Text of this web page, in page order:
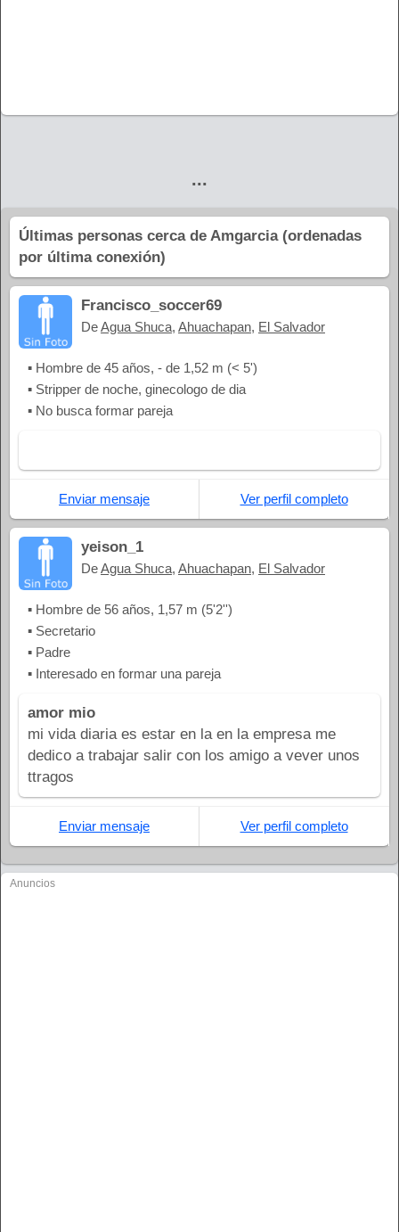
...
Últimas personas cerca de Amgarcia (ordenadas
por última conexión)
Francisco_soccer69
DeAgua Shuca, Ahuachapan, El Salvador
▪ Hombre de 45 años, - de 1,52 m (< 5')
▪ Stripper de noche, ginecologo de dia
▪ No busca formar pareja
Enviar mensaje Ver perfil completo
yeison_1
DeAgua Shuca, Ahuachapan, El Salvador
▪ Hombre de 56 años, 1,57 m (5'2'')
▪ Secretario
▪ Padre
▪ Interesado en formar una pareja
amor mio
mi vida diaria es estar en la en la empresa me
dedico a trabajar salir con los amigo a vever unos
ttragos
Enviar mensaje Ver perfil completo
Anuncios